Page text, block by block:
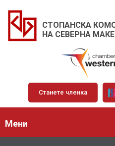
СТОПАНСКА
НА СЕВЕРНА
Станете членка
Мени